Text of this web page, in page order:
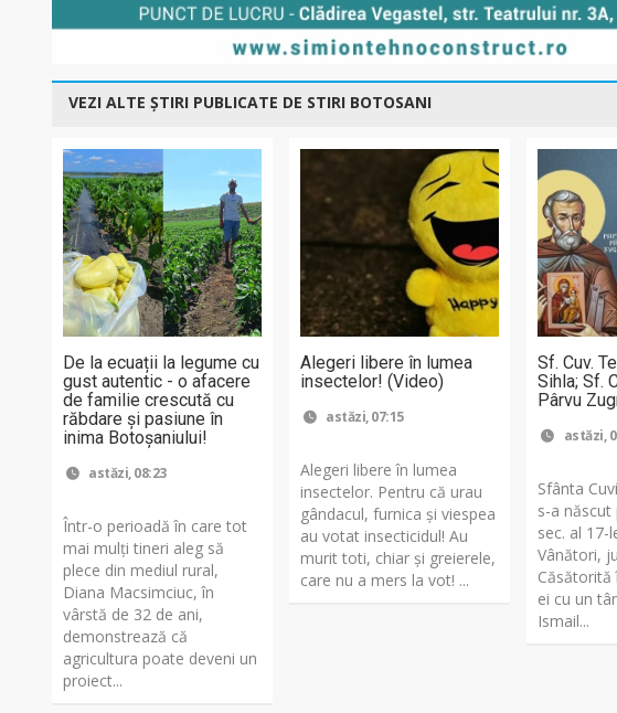
VEZI ALTE ȘTIRI PUBLICATE DE STIRI BOTOSANI
De la ecuații la legume cu
gust autentic - o afacere
de familie crescută cu
răbdare și pasiune în
inima Botoșaniului!
astăzi, 08:23
Într-o perioadă în care tot
mai mulți tineri aleg să
plece din mediul rural,
Diana Macsimciuc, în
vârstă de 32 de ani,
demonstrează că
agricultura poate deveni un
proiect...
Alegeri libere în lumea
insectelor! (Video)
astăzi, 07:15
Alegeri libere în lumea
insectelor. Pentru că urau
gândacul, furnica și viespea
au votat insecticidul! Au
murit toti, chiar și greierele,
care nu a mers la vot! ...
Sf. Cuv.
Sihla; Sf.
Pârvu
astăzi,
Sfânta
s-a
sec. al 17-
Vânători,
ei cu un
Ismail...